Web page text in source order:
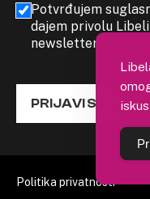
Potvrđujem
dajem privolu
newslettera
PRIJAVI SE
Politika privatnosti